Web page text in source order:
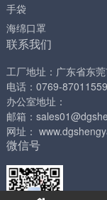
手袋
海绵口罩
联系我们
工厂地址：广东省东
电话：0769-87011559
办公室地址：
邮箱：
网址：
微信号